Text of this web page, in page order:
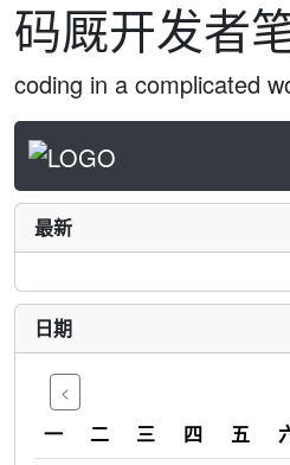
码厩开发者
coding in a complicated
最新
日期
<
一 二 三 四 五